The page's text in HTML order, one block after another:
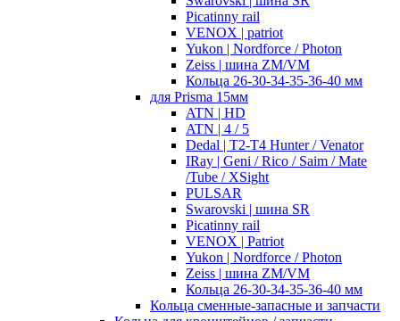
Picatinny rail
VENOX | patriot
Yukon | Nordforce / Photon
Zeiss | шина ZM/VM
Кольца 26-30-34-35-36-40 мм
для Prisma 15мм
ATN | HD
ATN | 4 / 5
Dedal | T2-T4 Hunter / Venator
IRay | Geni / Rico / Saim / Mate
/Tube / XSight
PULSAR
Swarovski | шина SR
Picatinny rail
VENOX | Patriot
Yukon | Nordforce / Photon
Zeiss | шина ZM/VM
Кольца 26-30-34-35-36-40 мм
Кольца сменные-запасные и запчасти